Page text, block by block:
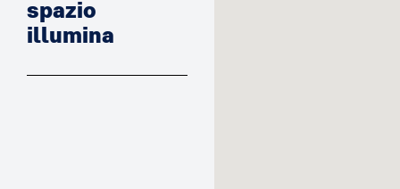
spazio
illumina